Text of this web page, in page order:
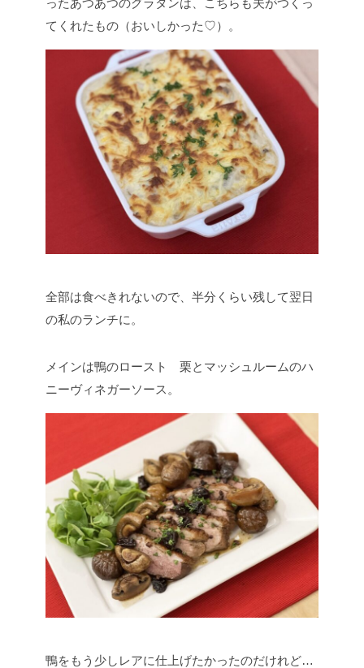
ったあつあつのグラタンは、こちらも夫がつくっ
てくれたもの（おいしかった♡）。
全部は食べきれないので、半分くらい残して翌日
の私のランチに。
メインは鴨のロースト 栗とマッシュルームのハ
ニーヴィネガーソース。
鴨をもう少しレアに仕上げたかったのだけれど…